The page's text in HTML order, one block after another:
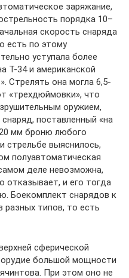
заряжание,
порядка 10–
скорость снаряда
есть по этому
уступала более
Т-34 и американской
Стрелять она могла 6,5-
«трехдюймовки», что
оружием,
поставленный «на
мм броню любого
стрельбе выяснилось,
полуавтоматическая
деле невозможна,
отказывает, и его тогда
Боекомплект снарядов к
разных типов, то есть
сферической
большой мощности
При этом оно не